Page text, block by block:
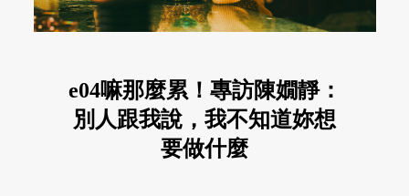
e04嘛那麼累！專訪陳嫺靜：
別人跟我說，我不知道妳想
要做什麼